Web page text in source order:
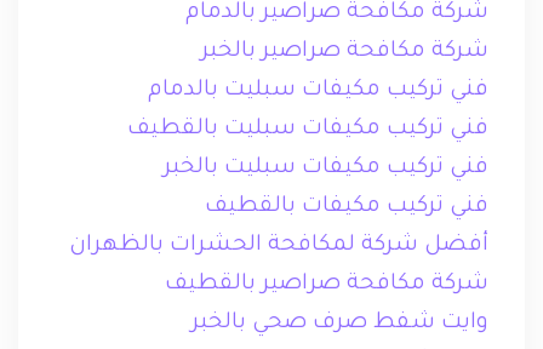
شركة مكافحة صراصير بالدمام
شركة مكافحة صراصير بالخبر
فني تركيب مكيفات سبليت بالدمام
فني تركيب مكيفات سبليت بالقطيف
فني تركيب مكيفات سبليت بالخبر
فني تركيب مكيفات بالقطيف
أفضل شركة لمكافحة الحشرات بالظهران
شركة مكافحة صراصير بالقطيف
وايت شفط صرف صحي بالخبر